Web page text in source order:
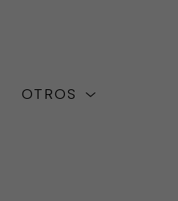
OTROS